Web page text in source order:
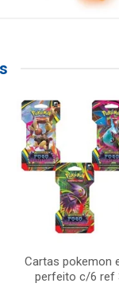
Cartas pokemon
perfeito c/6 ref